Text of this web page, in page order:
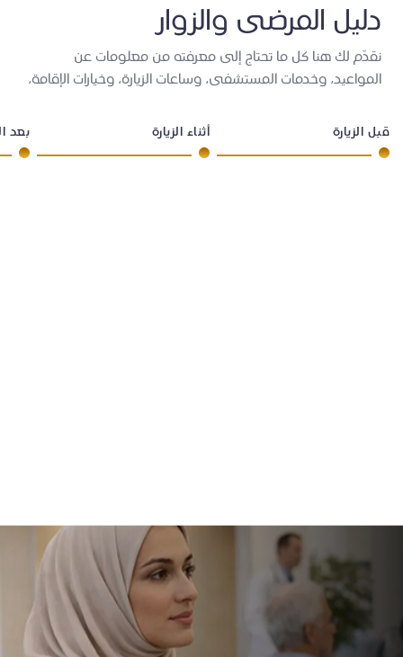
دليل المرضى والزوار
نقدّم لك هنا كل ما تحتاج إلى معرفته من معلومات عن
المواعيد، وخدمات المستشفى، وساعات الزيارة، وخيارات الإقامة،
قبل الزيارة أثناء الزيارة بعد